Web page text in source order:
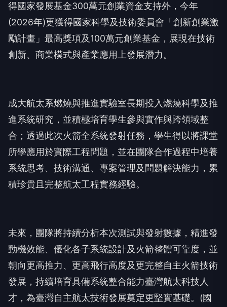
得國家發展基金300萬元創業資金支持外，今年
(2026年)更獲得國家科學及技術委員會「創新創業激
勵計畫」最高獎項及100萬元創業基金，展現在技術
創新、商業模式與產業應用上發展潛力。
成大航太系燃燒與推進實驗室長期投入燃燒科學及推
進系統研究，並積極培育學生參與實作與跨領域整
合；透過此次火箭全系統發射任務，學生得以將課堂
所學應用於實際工程問題，並在團隊合作過程中培養
系統思考、技術溝通、專案管理及問題解決能力，累
積珍貴且完整航太工程實務經驗。
未來，團隊將持續分析本次測試與發射數據，精進發
動機效能、優化各子系統設計及火箭整體可靠度，並
朝向更高推力、更高飛行高度及更完整自主火箭技術
發展，持續培育具備系統整合能力臺灣航太科技人
才，為臺灣自主航太技術發展奠定更堅實基礎。(國